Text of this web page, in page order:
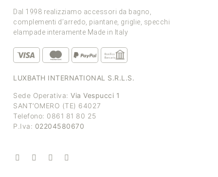
Dal 1998 realizziamo accessori da bagno,
complementi d’arredo, piantane, griglie, specchi
elampade interamente Made in Italy
LUXBATH INTERNATIONAL S.R.L.S.
Sede Operativa: Via Vespucci 1
SANT’OMERO (TE) 64027
Telefono: 0861 81 80 25
P.Iva: 02204580670